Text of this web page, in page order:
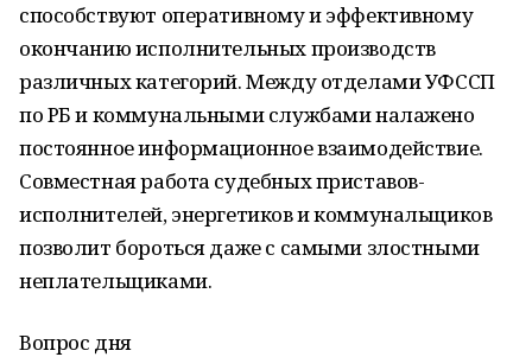
способствуют оперативному и эффективному
окончанию исполнительных производств
различных категорий. Между отделами УФССП
по РБ и коммунальными службами налажено
постоянное информационное взаимодействие.
Совместная работа судебных приставов-
исполнителей, энергетиков и коммунальщиков
позволит бороться даже с самыми злостными
неплательщиками.
Вопрос дня